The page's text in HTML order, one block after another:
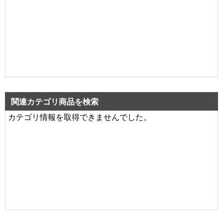
関連カテゴリ商品を検索
カテゴリ情報を取得できませんでした。